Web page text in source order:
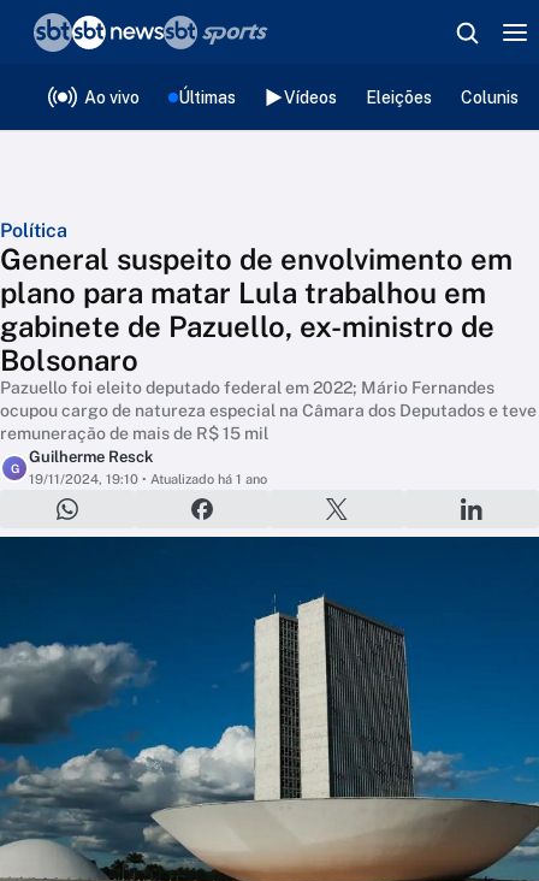
Ao vivo Últimas Vídeos Eleições
Política
General suspeito de envolvimento em
plano para matar Lula trabalhou em
gabinete de Pazuello, ex-ministro de
Bolsonaro
Pazuello foi eleito deputado federal em 2022; Mário Fernandes
ocupou cargo de natureza especial na Câmara dos Deputados e teve
remuneração de mais de R$ 15 mil
G
Guilherme Resck
19/11/2024, 19:10 • Atualizado há 1 ano
❮voltar
Editorias